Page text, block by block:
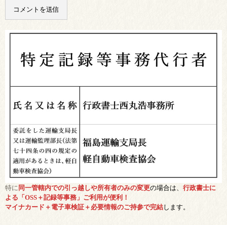
特に 同一管轄内での引っ越しや所有者のみの変更の場合は、 行政書士に
よる「OSS＋記録等事務」ご利用が便利！
マイナカード＋電子車検証＋必要情報のご持参で完結します。